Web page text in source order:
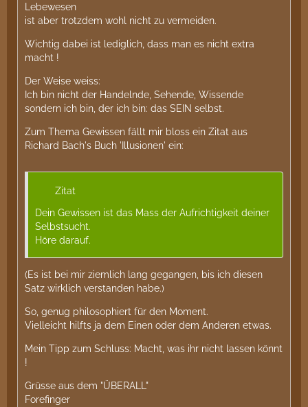
Lebewesen
ist aber trotzdem wohl nicht zu vermeiden.
Wichtig dabei ist lediglich, dass man es nicht extra
macht !
Der Weise weiss:
Ich bin nicht der Handelnde, Sehende, Wissende
sondern ich bin, der ich bin: das SEIN selbst.
Zum Thema Gewissen fällt mir bloss ein Zitat aus
Richard Bach's Buch 'Illusionen' ein:
Zitat
Dein Gewissen ist das Mass der Aufrichtigkeit deiner
Selbstsucht.
Höre darauf.
(Es ist bei mir ziemlich lang gegangen, bis ich diesen
Satz wirklich verstanden habe.)
So, genug philosophiert für den Moment.
Vielleicht hilfts ja dem Einen oder dem Anderen etwas.
Mein Tipp zum Schluss: Macht, was ihr nicht lassen könnt
!
Grüsse aus dem "ÜBERALL"
Forefinger